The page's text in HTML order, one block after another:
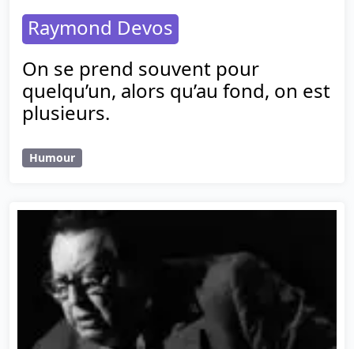
Raymond Devos
On se prend souvent pour
quelqu’un, alors qu’au fond, on est
plusieurs.
Humour